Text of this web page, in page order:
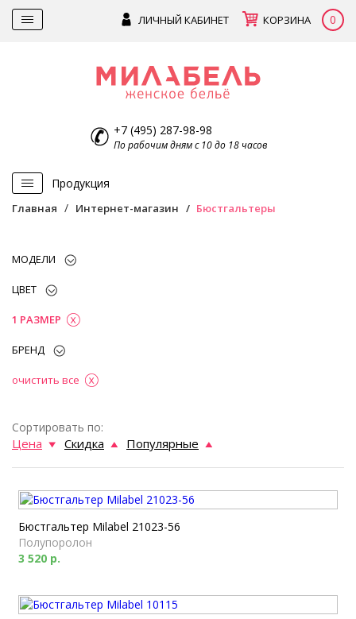
ЛИЧНЫЙ КАБИНЕТ КОРЗИНА 0
+7 (495) 287-98-98
По рабочим дням с 10 до 18 часов
Продукция
Главная Интернет-магазин Бюстгальтеры
МОДЕЛИ
ЦВЕТ
1 РАЗМЕР
БРЕНД
очистить все
Сортировать по:
Цена Скидка Популярные
Бюстгальтер Milabel 21023-56
Полупоролон
3 520 р.